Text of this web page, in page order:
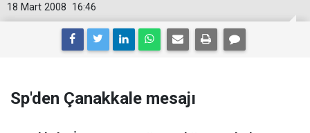
16:46
18 Mart 2008
Sp'den Çanakkale mesajı